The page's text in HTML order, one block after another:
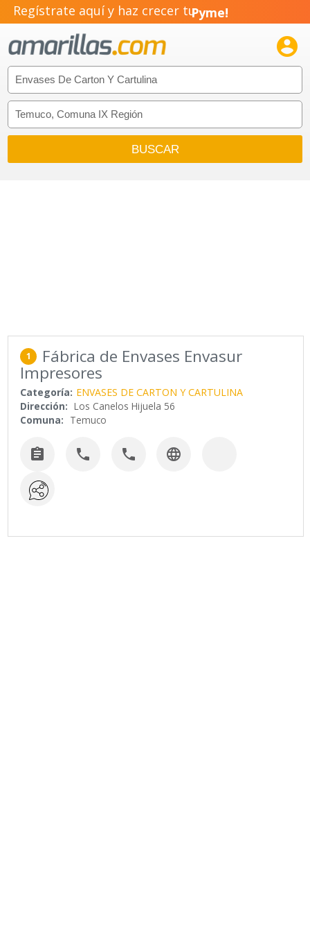
Regístrate aquí y haz crecer tuPyme!
Emprendimiento!

1 Fábrica de Envases Envasur
Impresores
Categoría: ENVASES DE CARTON Y CARTULINA
Dirección: Los Canelos Hijuela 56
Comuna: Temuco
   